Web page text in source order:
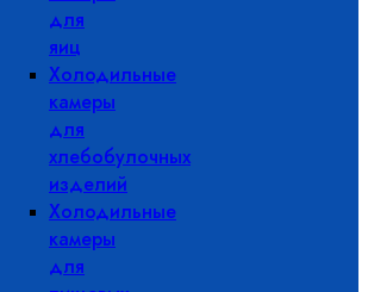
для
яиц
Холодильные
камеры
для
хлебобулочных
изделий
Холодильные
камеры
для